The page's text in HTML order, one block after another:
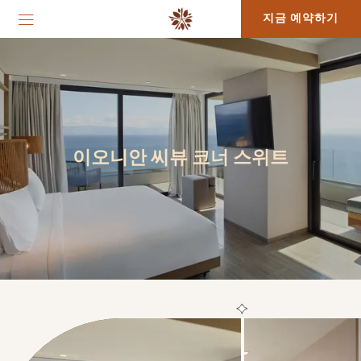
지금 예약하기
이오니안 씨뷰 코너 스위트